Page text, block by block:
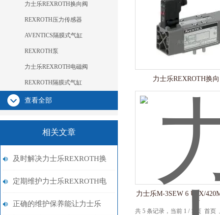
力士乐REXROTH换向阀
REXROTH压力传感器
AVENTICS隔膜式气缸
REXROTH泵
力士乐REXROTH电磁阀
REXROTH隔膜式气缸
查看全部
相关文章
及时解决力士乐REXROTH换
向阀故障是恢复系统稳定的关
键
定期维护力士乐REXROTH电
磁阀可降低故障的发生率
正确的维护保养能让力士乐
力士乐REXROTH换
力士乐M-3SEW 6 U3X/
货
共 5 条记录，当前 1 / 1 页 首